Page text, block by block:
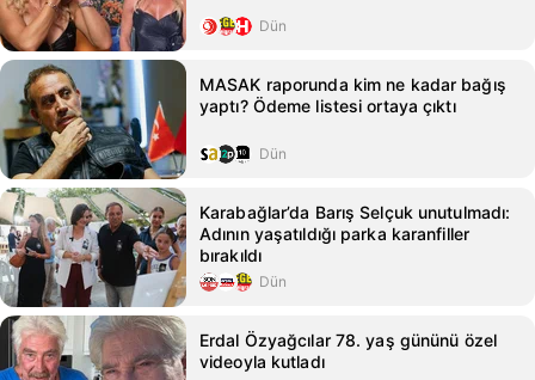
Dün
MASAK raporunda kim ne kadar bağış
yaptı? Ödeme listesi ortaya çıktı
Dün
Karabağlar’da Barış Selçuk unutulmadı:
Adının yaşatıldığı parka karanfiller
bırakıldı
Dün
Erdal Özyağcılar 78. yaş gününü özel
videoyla kutladı